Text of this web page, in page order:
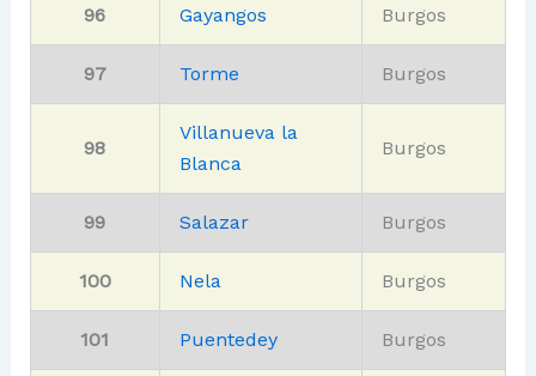
96 Gayangos Burgos
97 Torme Burgos
98
Villanueva la
Blanca
Burgos
99 Salazar Burgos
100 Nela Burgos
101 Puentedey Burgos